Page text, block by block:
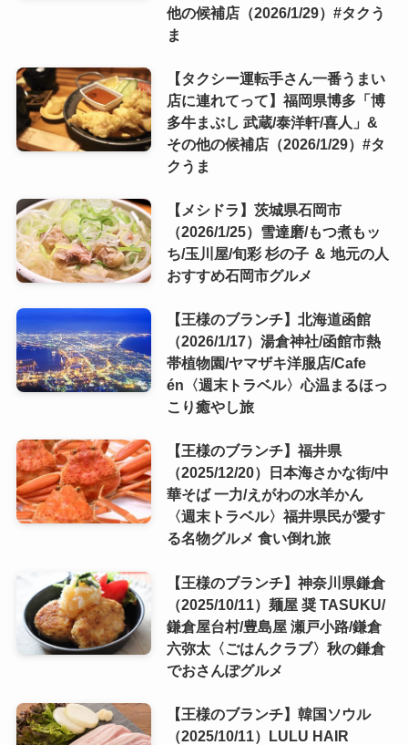
他の候補店（2026/1/29）#タクう
ま
【タクシー運転手さん一番うまい
店に連れてって】福岡県博多「博
多牛まぶし 武蔵/泰洋軒/喜人」&
その他の候補店（2026/1/29）#タ
クうま
【メシドラ】茨城県石岡市
（2026/1/25）雪達磨/もつ煮もッ
ち/玉川屋/旬彩 杉の子 ＆ 地元の人
おすすめ石岡市グルメ
【王様のブランチ】北海道函館
（2026/1/17）湯倉神社/函館市熱
帯植物園/ヤマザキ洋服店/Cafe
én〈週末トラベル〉心温まるほっ
こり癒やし旅
【王様のブランチ】福井県
（2025/12/20）日本海さかな街/中
華そば 一力/えがわの水羊かん
〈週末トラベル〉福井県民が愛す
る名物グルメ 食い倒れ旅
【王様のブランチ】神奈川県鎌倉
（2025/10/11）麺屋 奨 TASUKU/
鎌倉屋台村/豊島屋 瀬戸小路/鎌倉
六弥太〈ごはんクラブ〉秋の鎌倉
でおさんぽグルメ
【王様のブランチ】韓国ソウル
（2025/10/11）LULU HAIR